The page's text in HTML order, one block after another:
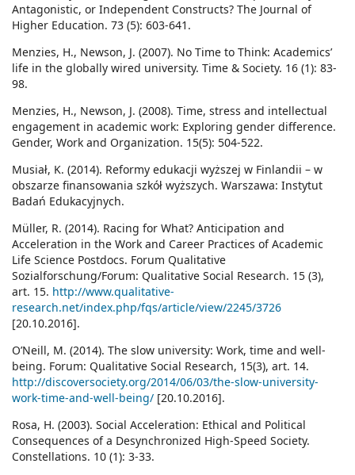
Antagonistic, or Independent Constructs? The Journal of
Higher Education. 73 (5): 603-641.
Menzies, H., Newson, J. (2007). No Time to Think: Academics’
life in the globally wired university. Time & Society. 16 (1): 83-
98.
Menzies, H., Newson, J. (2008). Time, stress and intellectual
engagement in academic work: Exploring gender difference.
Gender, Work and Organization. 15(5): 504-522.
Musiał, K. (2014). Reformy edukacji wyższej w Finlandii – w
obszarze finansowania szkół wyższych. Warszawa: Instytut
Badań Edukacyjnych.
Müller, R. (2014). Racing for What? Anticipation and
Acceleration in the Work and Career Practices of Academic
Life Science Postdocs. Forum Qualitative
Sozialforschung/Forum: Qualitative Social Research. 15 (3),
art. 15. http://www.qualitative-
research.net/index.php/fqs/article/view/2245/3726
[20.10.2016].
O’Neill, M. (2014). The slow university: Work, time and well-
being. Forum: Qualitative Social Research, 15(3), art. 14.
http://discoversociety.org/2014/06/03/the-slow-university-
work-time-and-well-being/ [20.10.2016].
Rosa, H. (2003). Social Acceleration: Ethical and Political
Consequences of a Desynchronized High-Speed Society.
Constellations. 10 (1): 3-33.